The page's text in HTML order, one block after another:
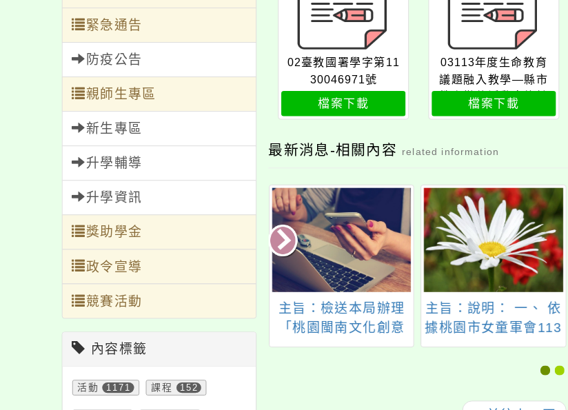
緊急通告
防疫公告
親師生專區
新生專區
升學輔導
升學資訊
獎助學金
政令宣導
競賽活動
內容標籤
活動 1171 課程 152
02臺教國署學字第11
30046971號
檔案下載
03113年度生命教育
議題融入教學―縣市
教案徵件活動實施計
畫
檔案下載
最新消息-相關內容 related information
2023桐花三行
惠予轉知並協
主旨：有關中華民國
度三項登記一案，請
限辦理，請查照。
主旨：檢送本局辦理
「桃園閩南文化創意
繪畫大賽」活動海報
主旨：說明： 一、 依
據桃園市女童軍會113
年11月14日桃女童雯
字第113029號函辦
訂於113年12月8日假